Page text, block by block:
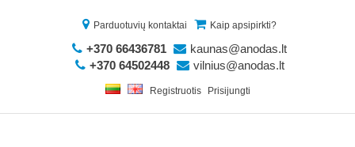
Parduotuvių kontaktai Kaip apsipirkti?
+370 66436781
kaunas@anodas.lt
+370 64502448
vilnius@anodas.lt
Registruotis Prisijungti